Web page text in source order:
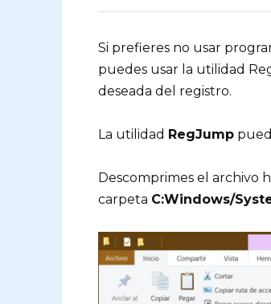
Si prefieres no usar
puedes usar la utilidad
deseada del registro.
La utilidad RegJump
Descomprimes el archivo
carpeta C:Windows/